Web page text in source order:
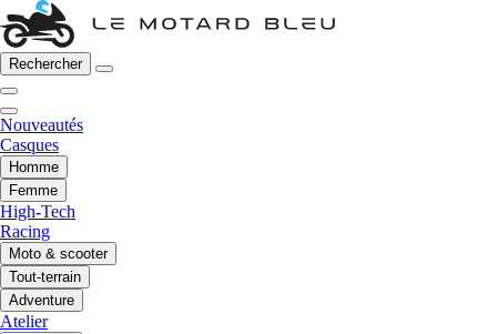
Rechercher
Nouveautés
Casques
Homme
Femme
High-Tech
Racing
Moto & scooter
Tout-terrain
Adventure
Atelier